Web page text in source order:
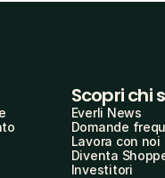
Scopri chi
Everli News
Domande
Lavora con noi
Diventa
Investitori